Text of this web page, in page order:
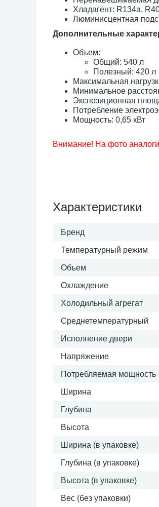
Хладагент: R134a,
Люминисцентная
Дополнительные
Объем:
Общий: 540 л
Полезный: 420 л
Максимальная
Минимальное
Экспозиционная
Потребление
Мощность: 0,65 кВт
Внимание! На фото
Характеристики
Бренд
Температурный режим
Объем
Охлаждение
Холодильный агрегат
Среднетемпературный
Исполнение двери
Напряжение
Потребляемая мощность
Ширина
Глубина
Высота
Ширина (в упаковке)
Глубина (в упаковке)
Высота (в упаковке)
Вес (без упаковки)